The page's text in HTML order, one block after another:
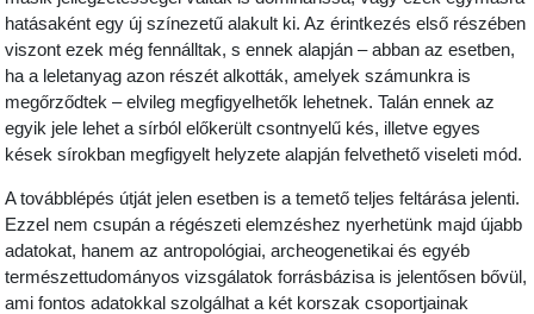
hatásaként egy új színezetű alakult ki. Az érintkezés első részében
viszont ezek még fennálltak, s ennek alapján – abban az esetben,
ha a leletanyag azon részét alkották, amelyek számunkra is
megőrződtek – elvileg megfigyelhetők lehetnek. Talán ennek az
egyik jele lehet a sírból előkerült csontnyelű kés, illetve egyes
kések sírokban megfigyelt helyzete alapján felvethető viseleti mód.
A továbblépés útját jelen esetben is a temető teljes feltárása jelenti.
Ezzel nem csupán a régészeti elemzéshez nyerhetünk majd újabb
adatokat, hanem az antropológiai, archeogenetikai és egyéb
természettudományos vizsgálatok forrásbázisa is jelentősen bővül,
ami fontos adatokkal szolgálhat a két korszak csoportjainak